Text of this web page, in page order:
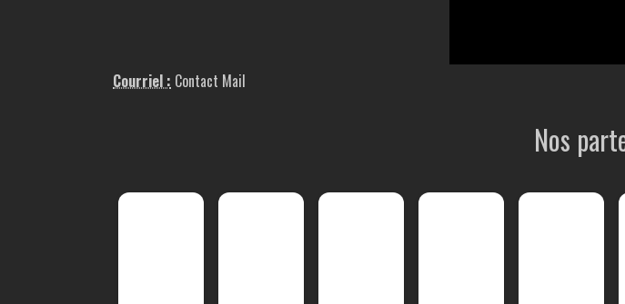
Courriel : Contact Mail
Nos